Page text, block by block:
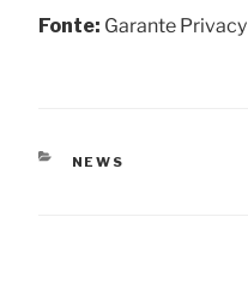
Fonte: Garante Privacy
CATEGORIE
NEWS